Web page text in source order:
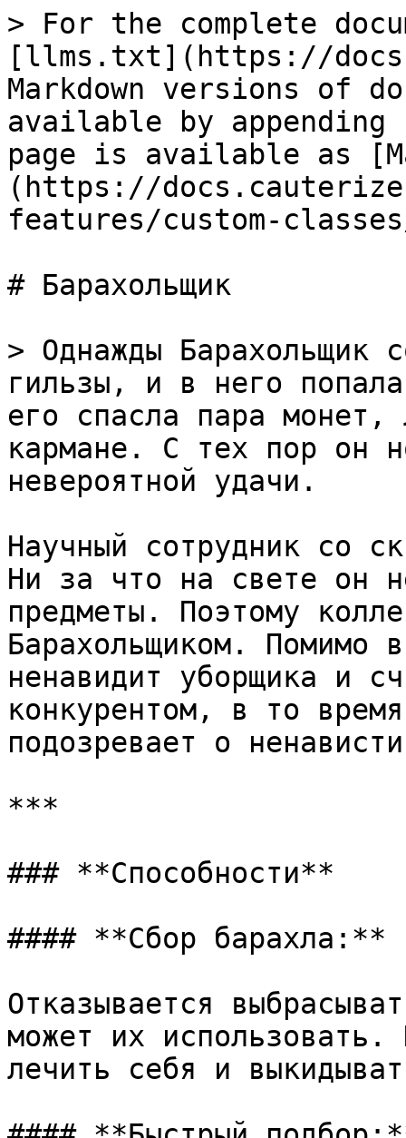
> For the complete
[llms.txt](https://
Markdown versions of
available by
page is available as
(https://
features/custom-
# Барахольщик
> Однажды Барахольщик
гильзы, и в него
его спасла пара монет,
кармане. С тех пор он
невероятной удачи.
Научный сотрудник со
Ни за что на свете он
предметы. Поэтому
Барахольщиком. Помимо
ненавидит уборщика и
конкурентом, в то
подозревает о
***
### **Способности**
#### **Сбор барахла:**
Отказывается
может их
лечить себя и